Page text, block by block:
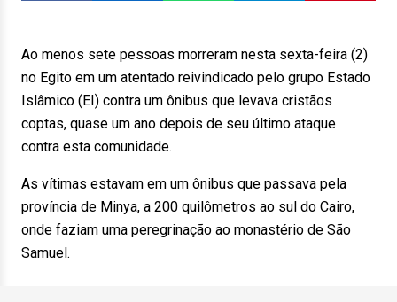
Ao menos sete pessoas morreram nesta sexta-feira (2)
no Egito em um atentado reivindicado pelo grupo Estado
Islâmico (EI) contra um ônibus que levava cristãos
coptas, quase um ano depois de seu último ataque
contra esta comunidade.
As vítimas estavam em um ônibus que passava pela
província de Minya, a 200 quilômetros ao sul do Cairo,
onde faziam uma peregrinação ao monastério de São
Samuel.